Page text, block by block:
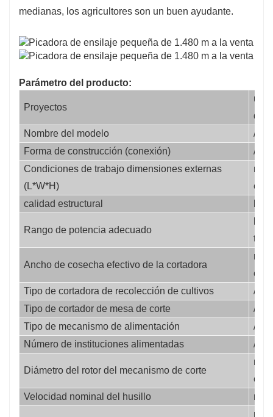
medianas, los agricultores son un buen ayudante.
Parámetro del producto:
Proyectos
d
Nombre del modelo
/
Forma de construcción (conexión)
/
Condiciones de trabajo dimensiones externas
(L*W*H)
calidad estructural
Rango de potencia adecuado
tios
Ancho de cosecha efectivo de la cortadora
Tipo de cortadora de recolección de cultivos
/
Tipo de cortador de mesa de corte
/
Tipo de mecanismo de alimentación
/
Número de instituciones alimentadas
/
Diámetro del rotor del mecanismo de corte
Velocidad nominal del husillo
rpm